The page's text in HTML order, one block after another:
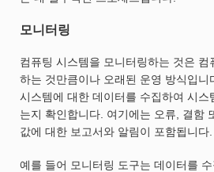
모니터링
컴퓨팅 시스템을 모니터링하는 것은 컴
하는 것만큼이나 오래된 운영 방식입니
시스템에 대한 데이터를 수집하여 시스
는지 확인합니다. 여기에는 오류, 결함
값에 대한 보고서와 알림이 포함됩니다.
예를 들어 모니터링 도구는 데이터를